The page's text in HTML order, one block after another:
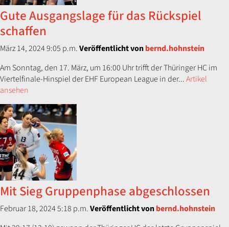
​G​ute Ausgangslage für das Rückspiel​
schaffen
März 14, 2024 9:05 p.m.Veröffentlicht vonbernd.hohnstein
Am Sonntag, den 17. März, um 16:00 Uhr trifft der Thüringer HC im
Viertelfinale-Hinspiel der EHF European League in der...Artikel
ansehen
Mit Sieg Gruppenphase abgeschlossen
Februar 18, 2024 5:18 p.m.Veröffentlicht vonbernd.hohnstein